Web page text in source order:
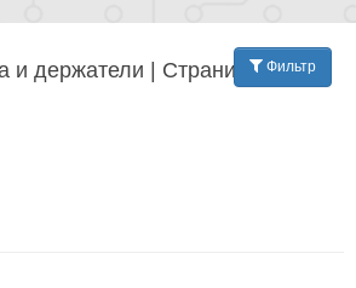
Фильтр
и держатели | Страница: 15